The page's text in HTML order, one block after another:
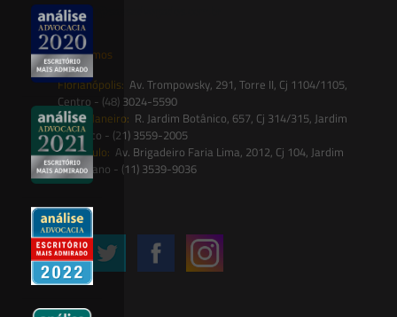
contato@saesadvogados.com.br
Onde estamos
Florianópolis: Av. Trompowsky, 291, Torre II, Cj 1104/1105,
Centro - (48) 3024-5590
Rio de Janeiro: R. Jardim Botânico, 657, Cj 314/315, Jardim
Botânico - (21) 3559-2005
São Paulo: Av. Brigadeiro Faria Lima, 2012, Cj 104, Jardim
Paulistano - (11) 3539-9036
Siga-nos